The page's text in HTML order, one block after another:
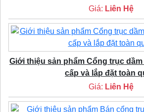
Giá: Liên Hệ
Giới thiệu sản phẩm Cổng trục
cấp và lắp đặt toàn
Giá: Liên Hệ